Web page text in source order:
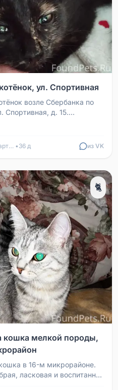
ул. Спортивная
возле Сбербанка по
Спортивная, д. 15.
Нижневартовск • 36 д из VK
🐈
кошка мелкой породы,
в 16-м микрорайоне.
ласковая и воспитанная